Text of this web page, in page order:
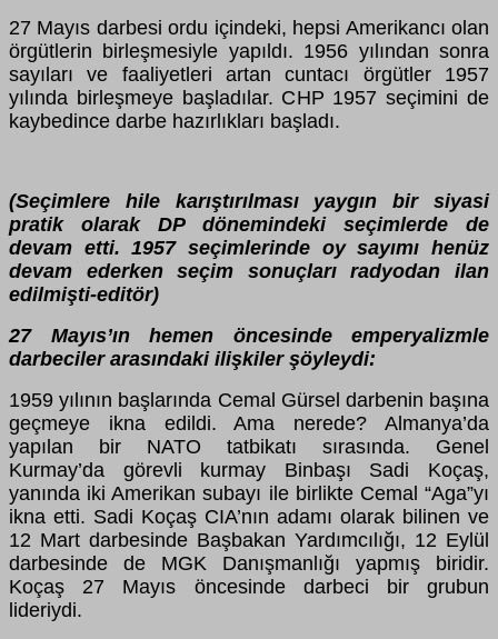
27 Mayıs darbesi ordu içindeki, hepsi Amerikancı olan
örgütlerin birleşmesiyle yapıldı. 1956 yılından sonra
sayıları ve faaliyetleri artan cuntacı örgütler 1957
yılında birleşmeye başladılar. CHP 1957 seçimini de
kaybedince darbe hazırlıkları başladı.
(Seçimlere hile karıştırılması yaygın bir siyasi
pratik olarak DP dönemindeki seçimlerde de
devam etti. 1957 seçimlerinde oy sayımı henüz
devam ederken seçim sonuçları radyodan ilan
edilmişti-editör)
27 Mayıs’ın hemen öncesinde emperyalizmle
darbeciler arasındaki ilişkiler şöyleydi:
1959 yılının başlarında Cemal Gürsel darbenin başına
geçmeye ikna edildi. Ama nerede? Almanya’da
yapılan bir NATO tatbikatı sırasında. Genel
Kurmay’da görevli kurmay Binbaşı Sadi Koçaş,
yanında iki Amerikan subayı ile birlikte Cemal “Aga”yı
ikna etti. Sadi Koçaş CIA’nın adamı olarak bilinen ve
12 Mart darbesinde Başbakan Yardımcılığı, 12 Eylül
darbesinde de MGK Danışmanlığı yapmış biridir.
Koçaş 27 Mayıs öncesinde darbeci bir grubun
lideriydi.